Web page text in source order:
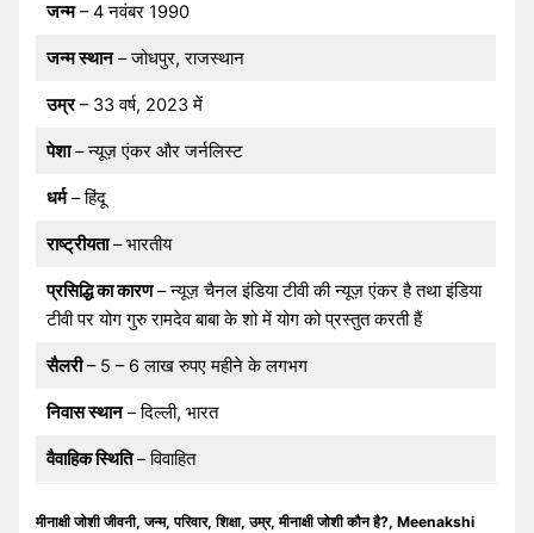
जन्म– 4 नवंबर 1990
जन्म स्थान– जोधपुर, राजस्थान
उम्र– 33 वर्ष, 2023 में
पेशा– न्यूज़ एंकर और जर्नलिस्ट
धर्म– हिंदू
राष्ट्रीयता– भारतीय
प्रसिद्धि का कारण– न्यूज़ चैनल इंडिया टीवी की न्यूज़ एंकर है तथा इंडिया
टीवी पर योग गुरु रामदेव बाबा के शो में योग को प्रस्तुत करती हैं
सैलरी– 5 – 6 लाख रुपए महीने के लगभग
निवास स्थान– दिल्ली, भारत
वैवाहिक स्थिति– विवाहित
मीनाक्षी जोशी जीवनी, जन्म, परिवार, शिक्षा, उम्र, मीनाक्षी जोशी कौन है?, Meenakshi